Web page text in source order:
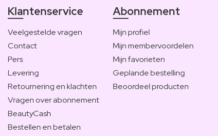
Klantenservice
Veelgestelde vragen
Contact
Pers
Levering
Retournering en klachten
Vragen over abonnement
BeautyCash
Bestellen en betalen
Abonnement
Mijn profiel
Mijn membervoordelen
Mijn favorieten
Geplande bestelling
Beoordeel producten